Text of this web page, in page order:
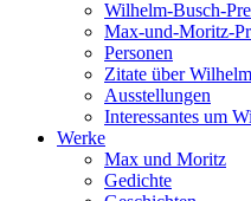
Wilhelm-Busch-
Max-und-Moritz-
Personen
Zitate über
Ausstellungen
Interessantes um
Werke
Max und Moritz
Gedichte